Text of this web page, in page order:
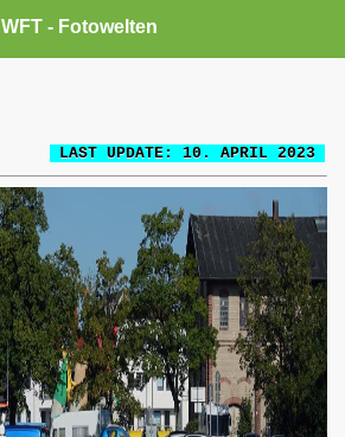
WFT - Fotowelten
LAST UPDATE: 10. APRIL 2023